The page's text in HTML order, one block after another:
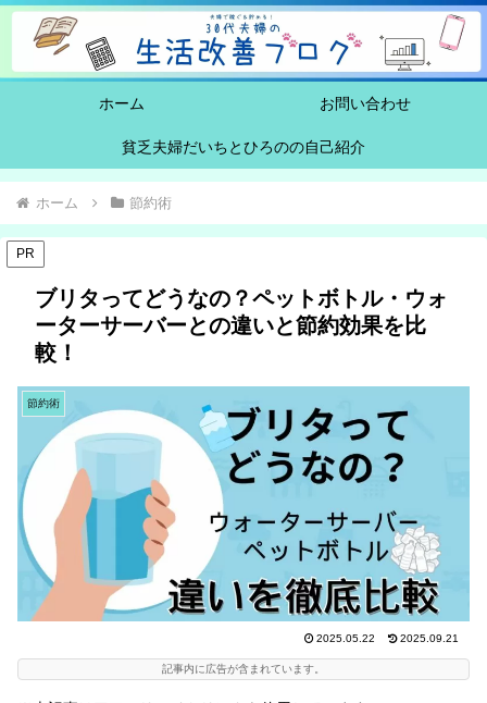
ホーム お問い合わせ
貧乏夫婦だいちとひろのの自己紹介
ホーム 節約術
PR
ブリタってどうなの？ペットボトル・ウォ
ーターサーバーとの違いと節約効果を比
較！
節約術
2025.05.22 2025.09.21
記事内に広告が含まれています。